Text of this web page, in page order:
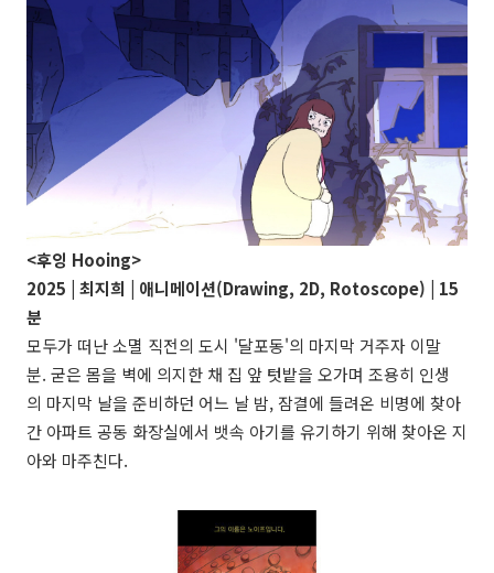
<후잉 Hooing>
2025 | 최지희 | 애니메이션(Drawing, 2D, Rotoscope) | 15
분
모두가 떠난 소멸 직전의 도시 '달포동'의 마지막 거주자 이말
분. 굳은 몸을 벽에 의지한 채 집 앞 텃밭을 오가며 조용히 인생
의 마지막 날을 준비하던 어느 날 밤, 잠결에 들려온 비명에 찾아
간 아파트 공동 화장실에서 뱃속 아기를 유기하기 위해 찾아온 지
아와 마주친다.